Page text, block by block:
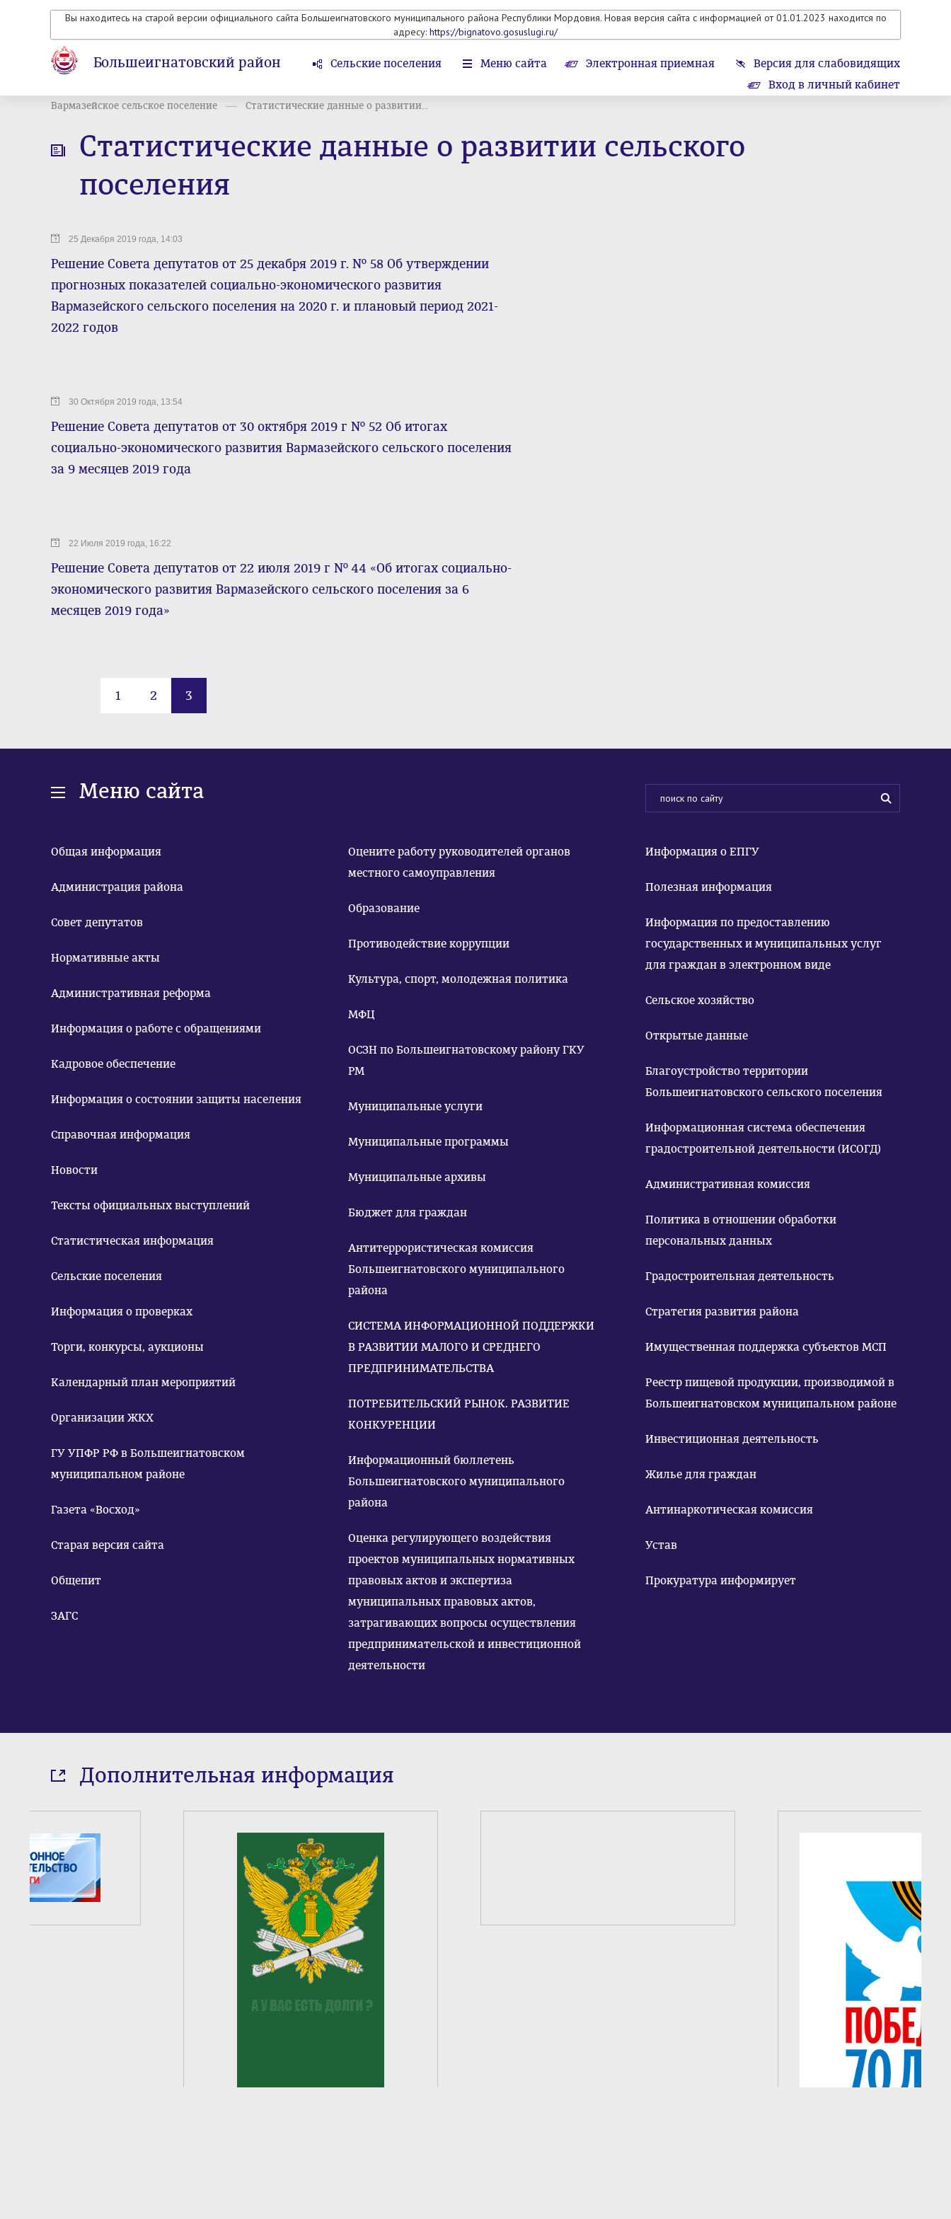
Вы находитесь на старой версии официального сайта Большеигнатовского муниципального района Республики Мордовия. Новая версия сайта с информацией от 01.01.2023 находится по
адресу: https://bignatovo.gosuslugi.ru/
Большеигнатовский район Сельские поселения Меню сайта Электронная приемная
Версия для слабовидящих
Вход в личный кабинет
Вармазейское сельское поселение Статистические данные о развитии...
Статистические данные о развитии сельского
поселения
25 Декабря 2019 года, 14:03
Решение Совета депутатов от 25 декабря 2019 г. № 58 Об утверждении
прогнозных показателей социально-экономического развития
Вармазейского сельского поселения на 2020 г. и плановый период 2021-
2022 годов
30 Октября 2019 года, 13:54
Решение Совета депутатов от 30 октября 2019 г № 52 Об итогах
социально-экономического развития Вармазейского сельского поселения
за 9 месяцев 2019 года
22 Июля 2019 года, 16:22
Решение Совета депутатов от 22 июля 2019 г № 44 «Об итогах социально-
экономического развития Вармазейского сельского поселения за 6
месяцев 2019 года»
1 2 3
Меню сайта
Общая информация
Администрация района
Совет депутатов
Нормативные акты
Административная реформа
Информация о работе с обращениями
Кадровое обеспечение
Информация о состоянии защиты населения
Справочная информация
Новости
Тексты официальных выступлений
Статистическая информация
Сельские поселения
Информация о проверках
Торги, конкурсы, аукционы
Календарный план мероприятий
Организации ЖКХ
ГУ УПФР РФ в Большеигнатовском
муниципальном районе
Газета «Восход»
Старая версия сайта
Общепит
ЗАГС
Оцените работу руководителей органов
местного самоуправления
Образование
Противодействие коррупции
Культура, спорт, молодежная политика
МФЦ
ОСЗН по Большеигнатовскому району ГКУ
РМ
Муниципальные услуги
Муниципальные программы
Муниципальные архивы
Бюджет для граждан
Антитеррористическая комиссия
Большеигнатовского муниципального
района
СИСТЕМА ИНФОРМАЦИОННОЙ ПОДДЕРЖКИ
В РАЗВИТИИ МАЛОГО И СРЕДНЕГО
ПРЕДПРИНИМАТЕЛЬСТВА
ПОТРЕБИТЕЛЬСКИЙ РЫНОК. РАЗВИТИЕ
КОНКУРЕНЦИИ
Информационный бюллетень
Большеигнатовского муниципального
района
Оценка регулирующего воздействия
проектов муниципальных нормативных
правовых актов и экспертиза
муниципальных правовых актов,
затрагивающих вопросы осуществления
предпринимательской и инвестиционной
деятельности
Информация о ЕПГУ
Полезная информация
Информация по предоставлению
государственных и муниципальных услуг
для граждан в электронном виде
Сельское хозяйство
Открытые данные
Благоустройство территории
Большеигнатовского сельского поселения
Информационная система обеспечения
градостроительной деятельности (ИСОГД)
Административная комиссия
Политика в отношении обработки
персональных данных
Градостроительная деятельность
Стратегия развития района
Имущественная поддержка субъектов МСП
Реестр пищевой продукции, производимой в
Большеигнатовском муниципальном районе
Инвестиционная деятельность
Жилье для граждан
Антинаркотическая комиссия
Устав
Прокуратура информирует
Дополнительная информация